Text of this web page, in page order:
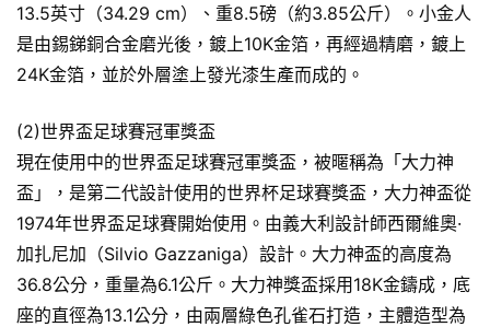
13.5英寸（34.29 cm）、重8.5磅（約3.85公斤）。小金人
是由錫銻銅合金磨光後，鍍上10K金箔，再經過精磨，鍍上
24K金箔，並於外層塗上發光漆生產而成的。
(2)世界盃足球賽冠軍獎盃
現在使用中的世界盃足球賽冠軍獎盃，被暱稱為「大力神
盃」，是第二代設計使用的世界杯足球賽獎盃，大力神盃從
1974年世界盃足球賽開始使用。由義大利設計師西爾維奧·
加扎尼加（Silvio Gazzaniga）設計。大力神盃的高度為
36.8公分，重量為6.1公斤。大力神獎盃採用18K金鑄成，底
座的直徑為13.1公分，由兩層綠色孔雀石打造，主體造型為